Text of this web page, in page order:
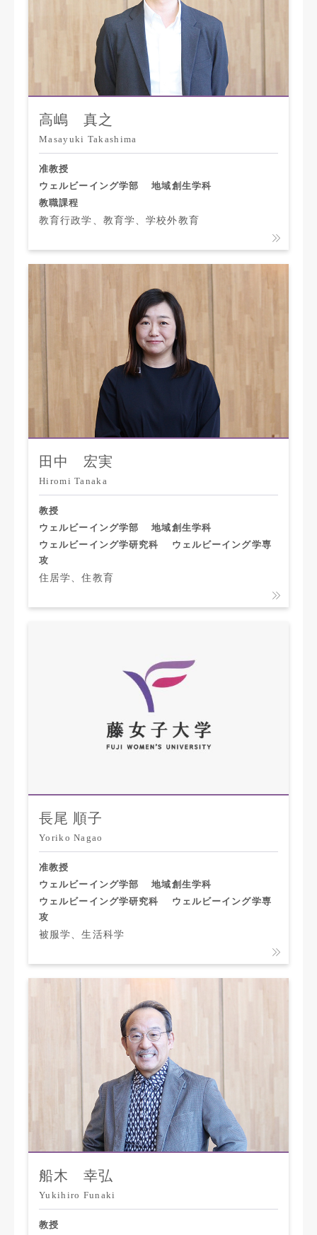
高嶋 真之
Masayuki Takashima
准教授
ウェルビーイング学部
地域創生学科
教職課程
教育行政学、教育学、学校外教育
田中 宏実
Hiromi Tanaka
教授
ウェルビーイング学部
地域創生学科
ウェルビーイング学研究科
ウェルビーイング学専
攻
住居学、住教育
長尾 順子
Yoriko Nagao
准教授
ウェルビーイング学部
地域創生学科
ウェルビーイング学研究科
ウェルビーイング学専
攻
被服学、生活科学
船木 幸弘
Yukihiro Funaki
教授